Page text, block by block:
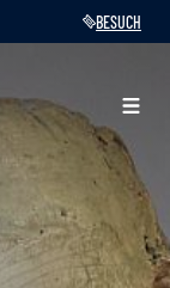
BESUCH